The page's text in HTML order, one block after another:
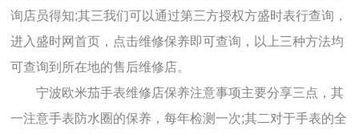
询店员得知;其三我们可以通过第三方授权方盛时表行查询，
进入盛时网首页，点击维修保养即可查询，以上三种方法均
可查询到所在地的售后维修店。
宁波欧米茄手表维修店保养注意事项主要分享三点，其
一注意手表防水圈的保养，每年检测一次;其二对于手表的全